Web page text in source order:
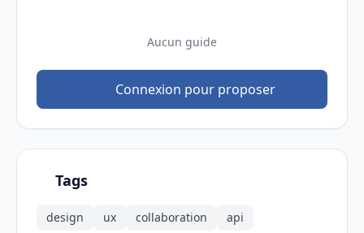
Aucun guide
Connexion pour proposer
Tags
design ux collaboration api